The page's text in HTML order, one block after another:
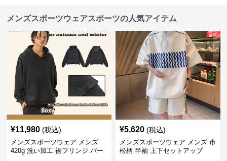
メンズスポーツウェアスポーツの人気アイテム
¥11,980 (税込)
メンズスポーツウェア メンズ
420g 洗い加工 裾フリンジ パー
¥5,620 (税込)
メンズスポーツウェア メンズ 市
松柄 半袖 上下セットアップ